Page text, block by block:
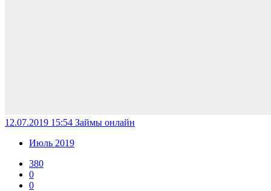
12.07.2019 15:54 Займы онлайн
Июль 2019
380
0
0